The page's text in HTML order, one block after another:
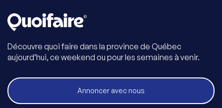
Découvre quoi faire dans la province de Québec
aujourd’hui, ce weekend ou pour les semaines à venir.
Annoncer avec nous